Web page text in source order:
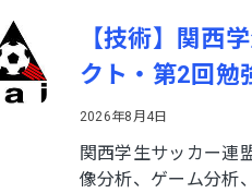
【技術】関西
クト・第2回勉
2026年8月4日
関西学生サッカー連
像分析、ゲーム分析